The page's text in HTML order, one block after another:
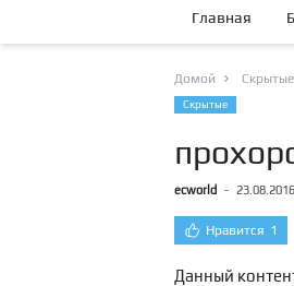
Главная
Домой Скрытые
Скрытые
ecworld -
Нравится 1
Данный